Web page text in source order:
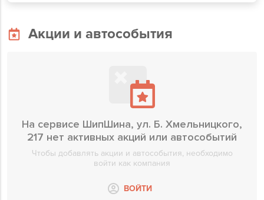
Акции и автособытия
На сервисе ШипШина, ул. Б. Хмельницкого,
217 нет активных акций или автособытий
Чтобы добавлять акции и автособытия, необходимо
войти как компания
ВОЙТИ